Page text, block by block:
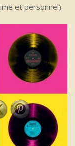
et personnel).